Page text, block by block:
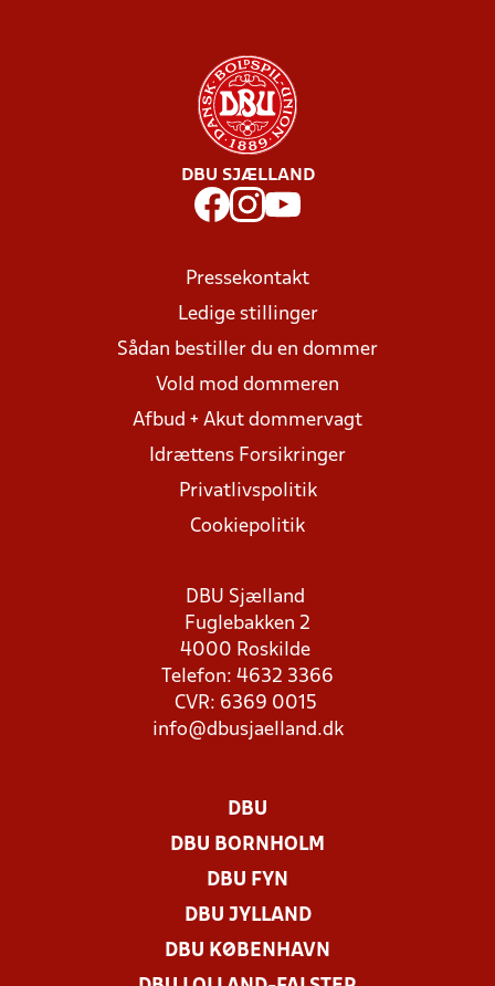
DBU SJÆLLAND
Pressekontakt
Ledige stillinger
Sådan bestiller du en dommer
Vold mod dommeren
Afbud + Akut dommervagt
Idrættens Forsikringer
Privatlivspolitik
Cookiepolitik
DBU Sjælland
Fuglebakken 2
4000 Roskilde
Telefon: 4632 3366
CVR: 6369 0015
info@dbusjaelland.dk
DBU
DBU BORNHOLM
DBU FYN
DBU JYLLAND
DBU KØBENHAVN